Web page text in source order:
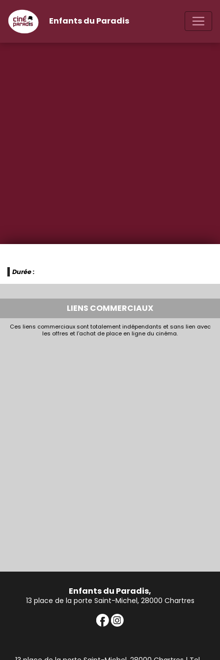
Enfants du Paradis
Durée :
LIENS COMMERCIAUX
Ces liens commerciaux sont totalement indépendants et sans lien avec
les offres et l'achat de place en ligne du cinéma.
Enfants du Paradis,
13 place de la porte Saint-Michel, 28000 Chartres